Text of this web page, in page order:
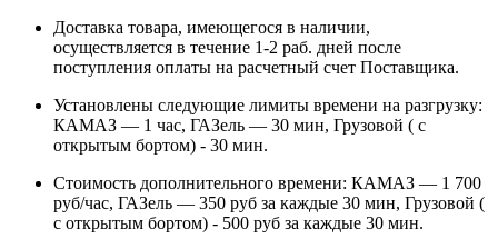
Доставка товара, имеющегося в наличии,
осуществляется в течение 1-2 раб. дней после
поступления оплаты на расчетный счет Поставщика.
Установлены следующие лимиты времени на разгрузку:
КАМАЗ — 1 час, ГАЗель — 30 мин, Грузовой ( с
открытым бортом) - 30 мин.
Стоимость дополнительного времени: КАМАЗ — 1 700
руб/час, ГАЗель — 350 руб за каждые 30 мин, Грузовой (
с открытым бортом) - 500 руб за каждые 30 мин.